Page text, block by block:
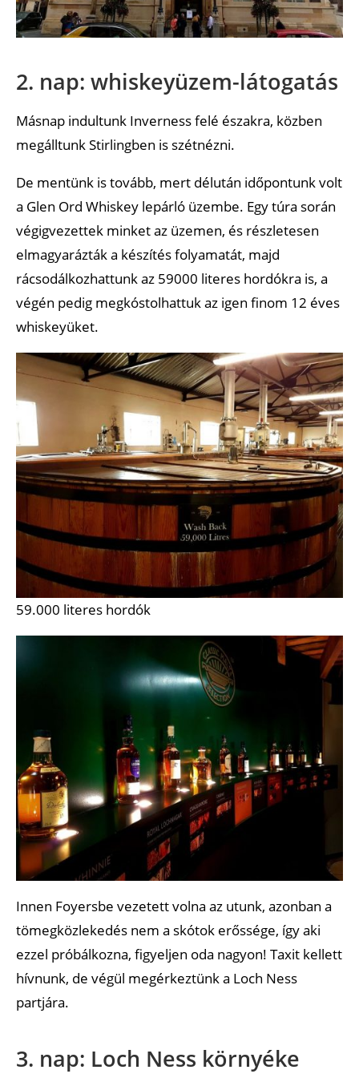
2. nap: whiskeyüzem-látogatás
Másnap indultunk Inverness felé északra, közben
megálltunk Stirlingben is szétnézni.
De mentünk is tovább, mert délután időpontunk volt
a Glen Ord Whiskey lepárló üzembe. Egy túra során
végigvezettek minket az üzemen, és részletesen
elmagyarázták a készítés folyamatát, majd
rácsodálkozhattunk az 59000 literes hordókra is, a
végén pedig megkóstolhattuk az igen finom 12 éves
whiskeyüket.
59.000 literes hordók
Innen Foyersbe vezetett volna az utunk, azonban a
tömegközlekedés nem a skótok erőssége, így aki
ezzel próbálkozna, figyeljen oda nagyon! Taxit kellett
hívnunk, de végül megérkeztünk a Loch Ness
partjára.
3. nap: Loch Ness környéke